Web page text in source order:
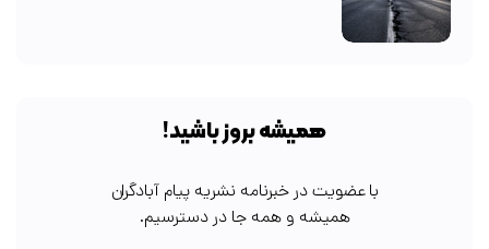
همیشه بروز باشید!
با عضویت در خبرنامه نشریه پیام آبادگران
همیشه و همه جا در دسترسیم.